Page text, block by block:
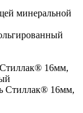
минеральной
Стиллак® 16мм,
Стиллак® 16мм,